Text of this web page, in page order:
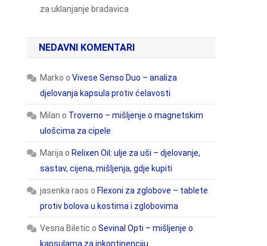
za uklanjanje bradavica
NEDAVNI KOMENTARI
Marko oVivese Senso Duo – analiza
djelovanja kapsula protiv ćelavosti
Milan o Troverno – mišljenje o magnetskim
ulošcima za cipele
Marija o Relixen Oil: ulje za uši – djelovanje,
sastav, cijena, mišljenja, gdje kupiti
jasenka raos o Flexoni za zglobove – tablete
protiv bolova u kostima i zglobovima
Vesna Biletic oSevinal Opti – mišljenje o
kapsulama za inkontinenciju